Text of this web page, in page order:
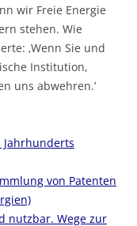
wir Freie Energie
stehen. Wie
‚Wenn Sie und
Institution,
uns abwehren.’
Jahrhunderts
von Patenten
nutzbar. Wege zur